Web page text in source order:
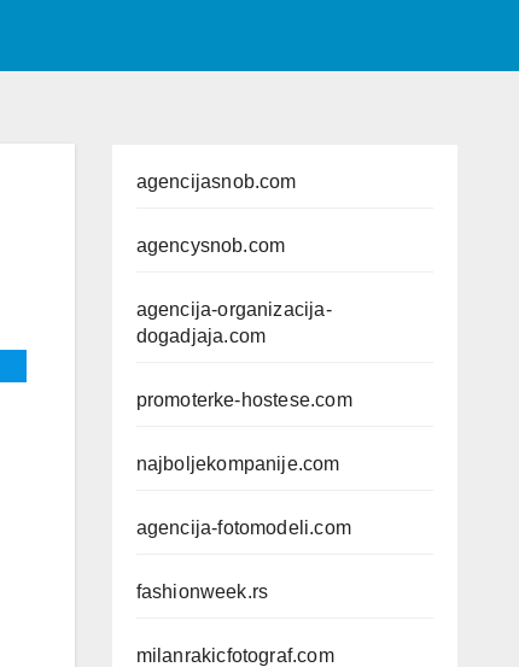
agencijasnob.com
agencysnob.com
agencija-organizacija-
dogadjaja.com
promoterke-hostese.com
najboljekompanije.com
agencija-fotomodeli.com
fashionweek.rs
milanrakicfotograf.com